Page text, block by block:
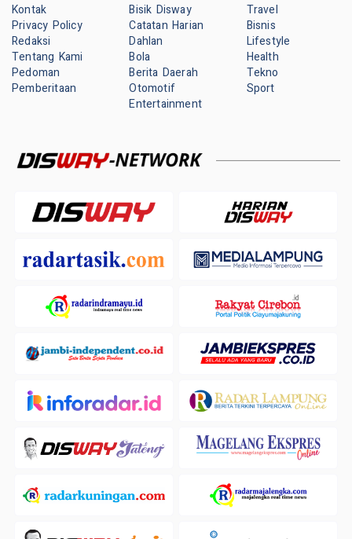
Kontak
Privacy Policy
Redaksi
Tentang Kami
Pedoman
Pemberitaan
Bisik Disway
Catatan Harian
Dahlan
Bola
Berita Daerah
Otomotif
Entertainment
Travel
Bisnis
Lifestyle
Health
Tekno
Sport